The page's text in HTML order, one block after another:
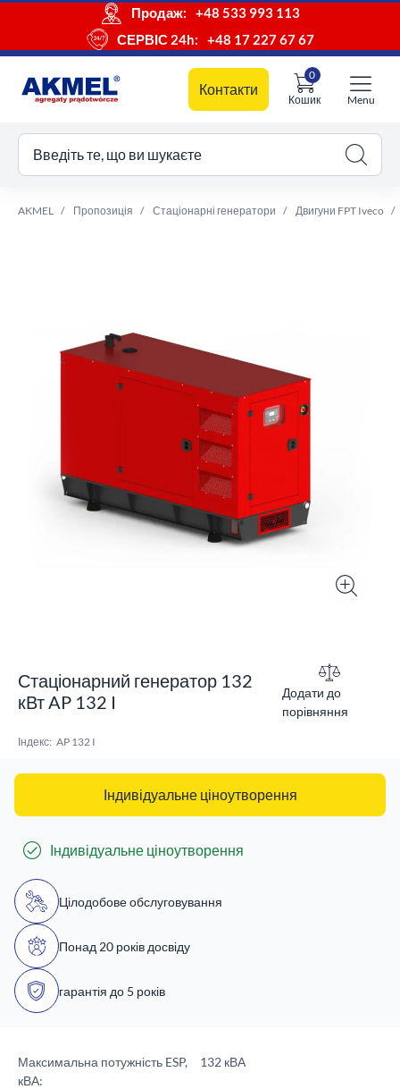
Продаж:
+48 533 993 113
СЕРВІС 24h:
+48 17 227 67 67
Контакти
Кошик
0
кошик
Menu
Введіть те, що ви шукаєте
AKMEL Пропозиція Стаціонарні генератори Двигуни FPT Iveco
Стаціонарний генератор 132
кВт AP 132 I
Додати до
порівняння
Індекс: AP 132 I
Індивідуальне ціноутворення
Індивідуальне ціноутворення
Цілодобове обслуговування
Понад 20 років досвіду
гарантія до 5 років
Максимальна потужність ESP,
кВА:
132 кВА